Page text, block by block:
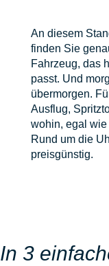
An diesem
finden Sie
Fahrzeug, das
passt. Und
übermorgen.
Ausflug,
wohin, egal wie
Rund um die
preisgünstig.
In 3